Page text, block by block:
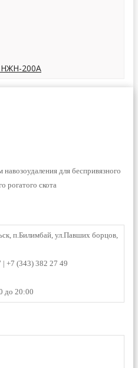
НЖН-200А
для беспривязного
рогатого скота
п.Билимбай, ул.Павших борцов,
+7 (343) 382 27 49
до 20:00